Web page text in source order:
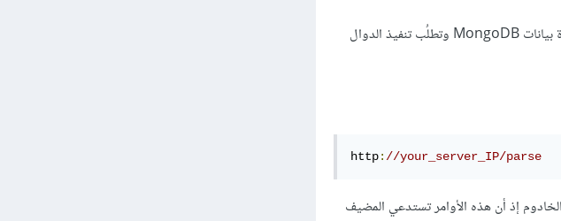
التي تتواصل مع قاعدة بيانات MongoDB وتطلُب تنفيذ الدوال
http: //your_server_IP/parse
إذ أن هذه الأوامر تستدعي المضيف